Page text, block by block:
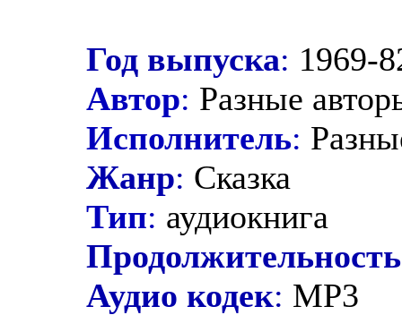
Год выпуска: 1969-
Автор: Разные
Исполнитель:
Жанр: Сказка
Тип: аудиокнига
Продолжительность
Аудио кодек: MP3